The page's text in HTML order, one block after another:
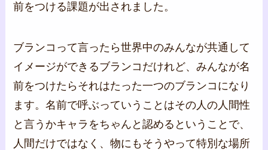
前をつける課題が出されました。
ブランコって言ったら世界中のみんなが共通して
イメージができるブランコだけれど、みんなが名
前をつけたらそれはたった一つのブランコになり
ます。名前で呼ぶっていうことはその人の人間性
と言うかキャラをちゃんと認めるということで、
人間だけではなく、物にもそうやって特別な場所